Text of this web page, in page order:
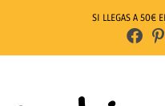
SI LLEGAS A 50€